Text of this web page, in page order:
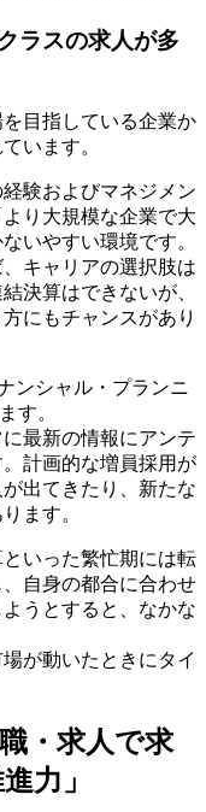
ラスの求人が多
目指している企業か
います。
験およびマネジメン
り大規模な企業で大
いやすい環境です。
キャリアの選択肢は
決算はできないが、
にもチャンスがあり
ンシャル・プランニ
す。
最新の情報にアンテ
計画的な増員採用が
出てきたり、新たな
ます。
いった繁忙期には転
自身の都合に合わせ
うとすると、なかな
が動いたときにタイ
・求人で求
力」